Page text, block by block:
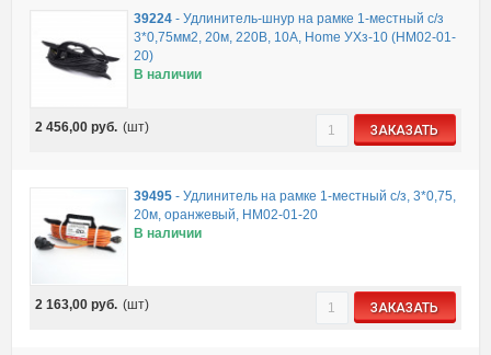
39224 -Удлинитель-шнур на рамке 1-местный с/з
3*0,75мм2, 20м, 220В, 10А, Home УХз-10 (HM02-01-
20)
В наличии
2 456,00руб. (шт) ЗАКАЗАТЬ
39495 -Удлинитель на рамке 1-местный с/з, 3*0,75,
20м, оранжевый, HM02-01-20
В наличии
2 163,00руб. (шт) ЗАКАЗАТЬ